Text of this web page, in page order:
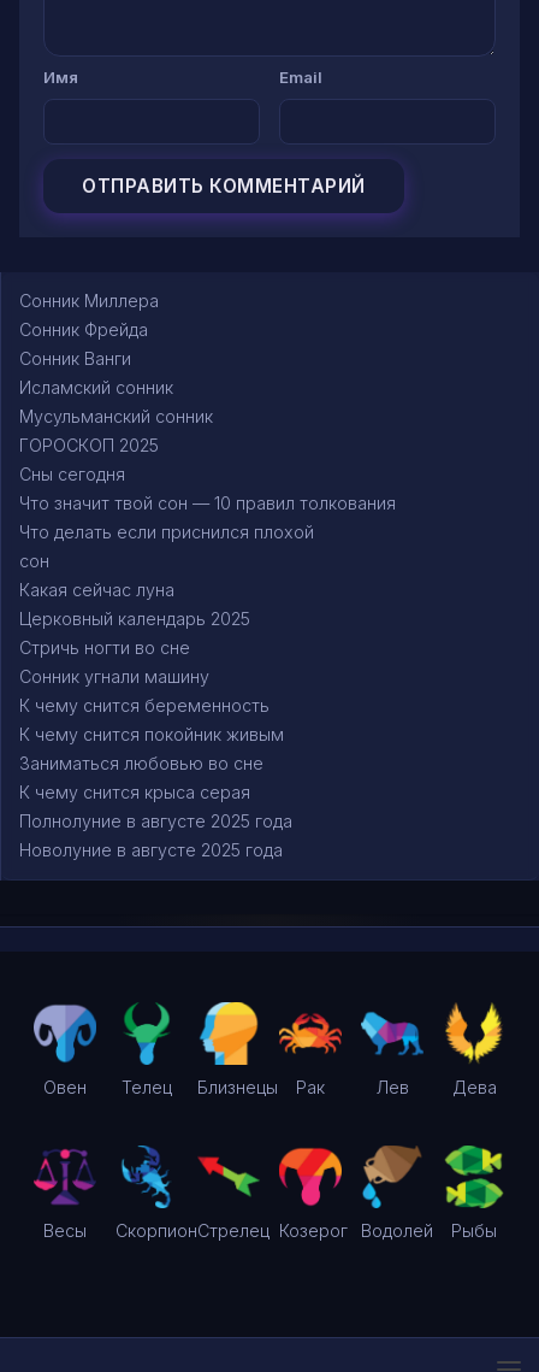
Имя Email
Сонник Миллера
Сонник Фрейда
Сонник Ванги
Исламский сонник
Мусульманский сонник
ГОРОСКОП 2025
Сны сегодня
Что значит твой сон — 10 правил толкования
Что делать если приснился плохой
сон
Какая сейчас луна
Церковный календарь 2025
Стричь ногти во сне
Сонник угнали машину
К чему снится беременность
К чему снится покойник живым
Заниматься любовью во сне
К чему снится крыса серая
Полнолуние в августе 2025 года
Новолуние в августе 2025 года
Овен Телец Близнецы Рак Лев Дева
Весы СкорпионСтрелец Козерог Водолей Рыбы